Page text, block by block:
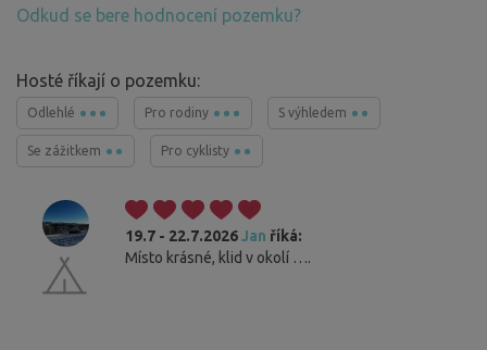
Odkud se bere hodnocení pozemku?
Hosté říkají o pozemku:
Odlehlé Pro rodiny S výhledem
Se zážitkem Pro cyklisty
19.7 - 22.7.2026Jan říká:
Místo krásné, klid v okolí ….